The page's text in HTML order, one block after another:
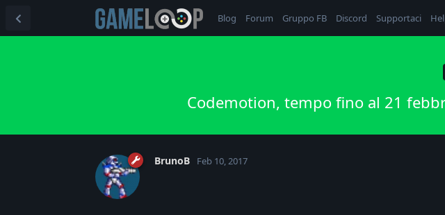
Blog Forum Gruppo FB Discord Supportaci
Codemotion, tempo fino al 21
BrunoB Feb 10, 2017